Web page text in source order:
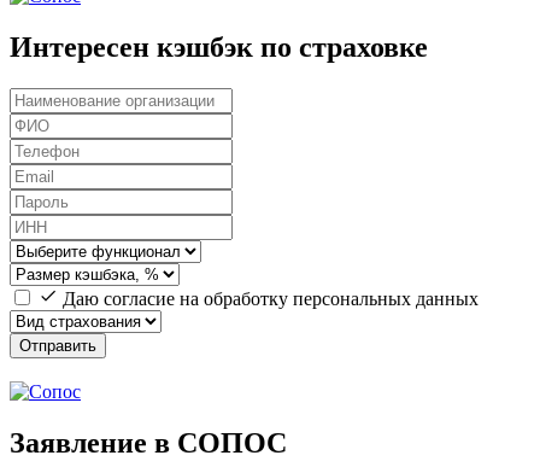
Интересен кэшбэк по страховке
Даю согласие на обработку персональных данных
Отправить
Заявление в СОПОС